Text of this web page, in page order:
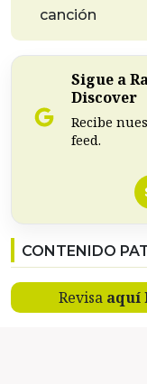
canción
Sigue a
Discover
Recibe
feed.
CONTENIDO
Revisa aquí